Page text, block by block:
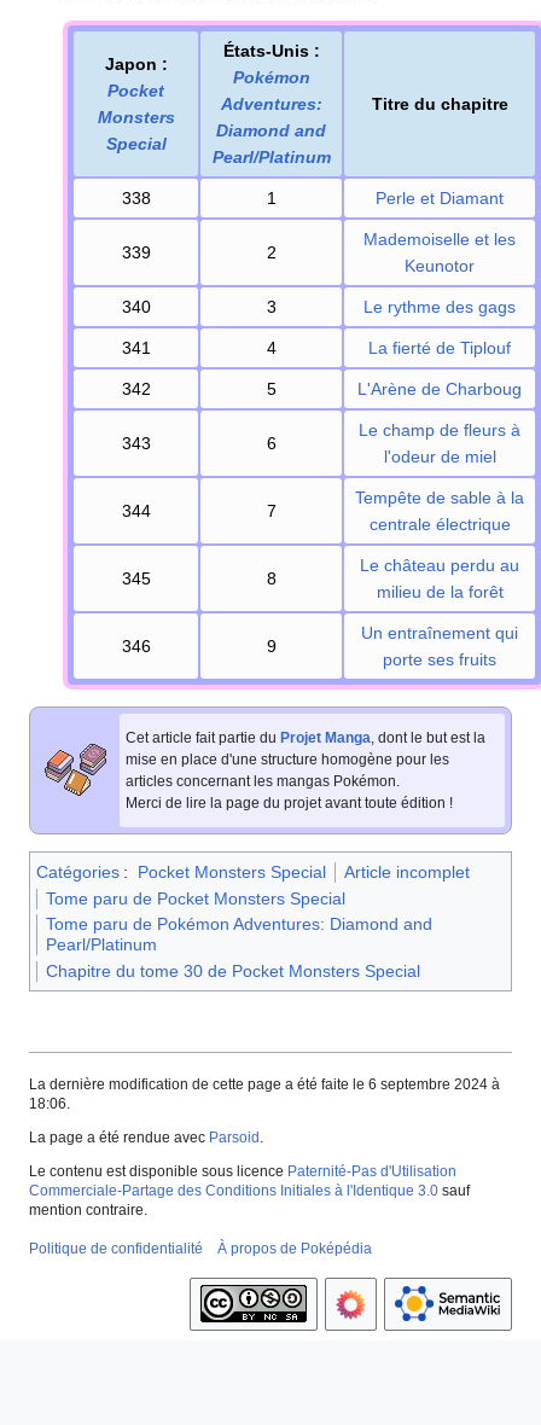
Japon :
Pocket
Monsters
Special
États-Unis :
Pokémon
Adventures:
Diamond and
Pearl/Platinum
Titre du chapitre
338 1 Perle et Diamant
339 2
Mademoiselle et les
Keunotor
340 3 Le rythme des gags
341 4 La fierté de Tiplouf
342 5 L'Arène de Charboug
343 6
Le champ de fleurs à
l'odeur de miel
344 7
Tempête de sable à la
centrale électrique
345 8
Le château perdu au
milieu de la forêt
346 9
Un entraînement qui
porte ses fruits
Cet article fait partie du Projet Manga, dont le but est la
mise en place d'une structure homogène pour les
articles concernant les mangas Pokémon.
Merci de lire la page du projet avant toute édition !
Catégories : Pocket Monsters Special
Article incomplet
Tome paru de Pocket Monsters Special
Tome paru de Pokémon Adventures: Diamond and
Pearl/Platinum
Chapitre du tome 30 de Pocket Monsters Special
La dernière modification de cette page a été faite le 6 septembre 2024 à
18:06.
La page a été rendue avec Parsoid
Le contenu est disponible sous licence Paternité-Pas d'Utilisation
Commerciale-Partage des Conditions Initiales à l'Identique 3.0 sauf
mention contraire.
Politique de confidentialité À propos de Poképédia